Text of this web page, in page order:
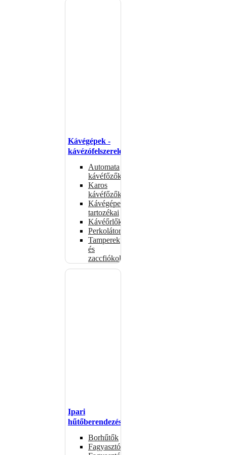
Kávégépek -
kávézófelszerelés
Automata
kávéfőzők
Karos
kávéfőzők
Kávégépek
tartozékai
Kávéőrlők
Perkolátorok
Tamperek
és
zaccfiókok
Ipari
hűtőberendezések
Borhűtők
Fagyasztóasztalok